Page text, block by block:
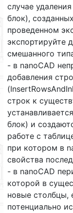
случае
блок),
проведенном
экспортируйте
смешанного
- в nanoCAD
добавления
строк к
блок) и
работе с
при котором в
свойства
- в nanoCAD
которой в
новые столбцы,
потенциально